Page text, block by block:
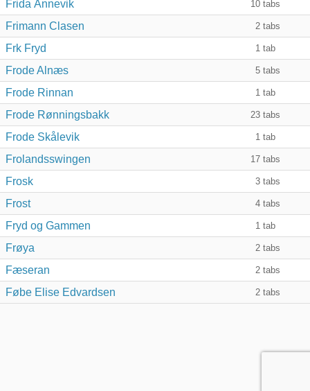
Frida Ånnevik 10 tabs
Frimann Clasen 2 tabs
Frk Fryd 1 tab
Frode Alnæs 5 tabs
Frode Rinnan 1 tab
Frode Rønningsbakk 23 tabs
Frode Skålevik 1 tab
Frolandsswingen 17 tabs
Frosk 3 tabs
Frost 4 tabs
Fryd og Gammen 1 tab
Frøya 2 tabs
Fæseran 2 tabs
Føbe Elise Edvardsen 2 tabs